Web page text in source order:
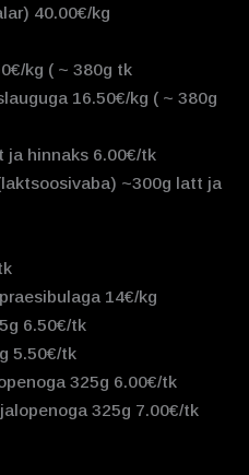
40.00€/kg
kg ( ~ 380g tk
16.50€/kg ( ~ 380g
ja hinnaks 6.00€/tk
~300g latt ja
14€/kg
6.50€/tk
5.50€/tk
325g 6.00€/tk
325g 7.00€/tk